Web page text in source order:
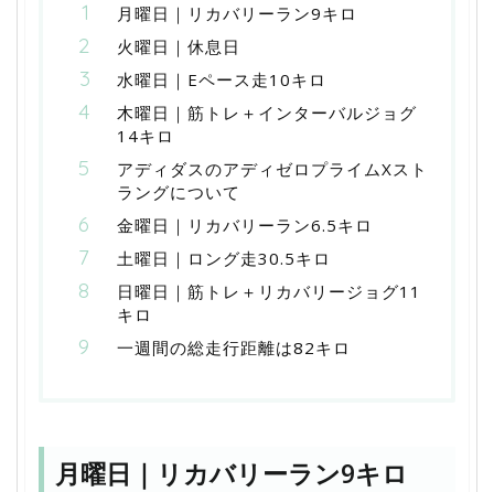
月曜日｜リカバリーラン9キロ
火曜日｜休息日
水曜日｜Eペース走10キロ
木曜日｜筋トレ＋インターバルジョグ
14キロ
アディダスのアディゼロプライムXスト
ラングについて
金曜日｜リカバリーラン6.5キロ
土曜日｜ロング走30.5キロ
日曜日｜筋トレ＋リカバリージョグ11
キロ
一週間の総走行距離は82キロ
月曜日｜リカバリーラン9キロ